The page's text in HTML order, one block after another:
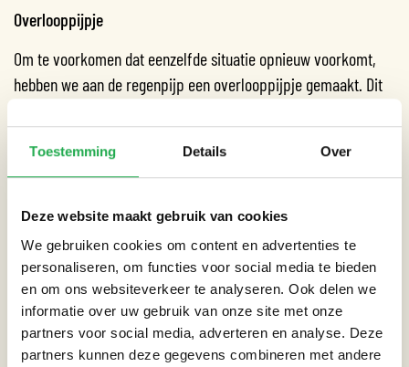
Toestemming Details Over
Deze website maakt gebruik van cookies
We gebruiken cookies om content en advertenties te
personaliseren, om functies voor social media te bieden
en om ons websiteverkeer te analyseren. Ook delen we
informatie over uw gebruik van onze site met onze
partners voor social media, adverteren en analyse. Deze
partners kunnen deze gegevens combineren met andere
Overlooppijpje
Om te voorkomen dat eenzelfde situatie opnieuw voorkomt,
hebben we aan de regenpijp een overlooppijpje gemaakt. Dit
regenpijp is van de mannen vanBuunk
, het pijpje eraan
Het regenwater loopt nu vanaf het overlooppijpje onder het
terras door naar de tuin. De tuin kan dit regenwater goed
gebruiken.